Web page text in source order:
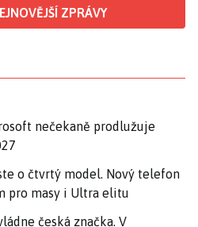
ZPRÁVY
nečekaně prodlužuje
o čtvrtý model. Nový telefon
pro masy i Ultra elitu
česká značka. V